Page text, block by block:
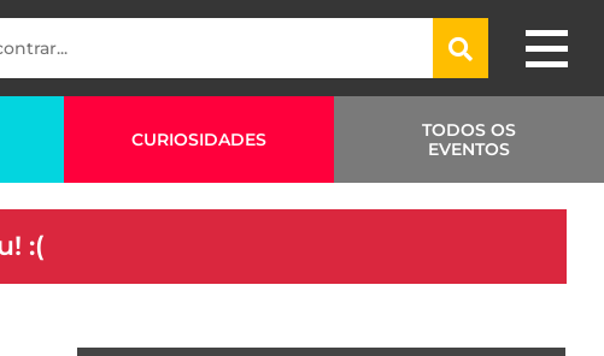
CURIOSIDADES
TODOS OS
EVENTOS
:(